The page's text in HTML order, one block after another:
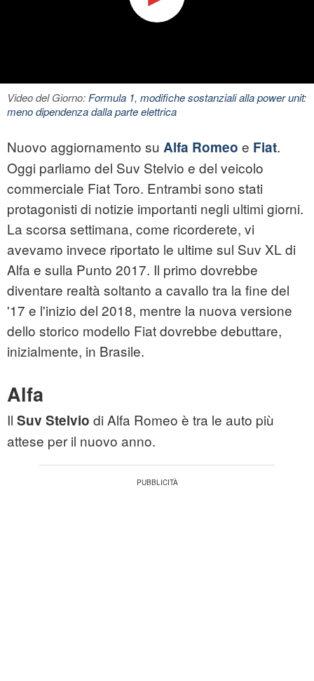
Video del Giorno:Formula 1, modifiche sostanziali alla power unit:
meno dipendenza dalla parte elettrica
Nuovo aggiornamento su Alfa Romeo e Fiat.
Oggi parliamo del Suv Stelvio e del veicolo
commerciale Fiat Toro. Entrambi sono stati
protagonisti di notizie importanti negli ultimi giorni.
La scorsa settimana, come ricorderete, vi
avevamo invece riportato le ultime sul Suv XL di
Alfa e sulla Punto 2017. Il primo dovrebbe
diventare realtà soltanto a cavallo tra la fine del
'17 e l'inizio del 2018, mentre la nuova versione
dello storico modello Fiat dovrebbe debuttare,
inizialmente, in Brasile.
Alfa
Il Suv Stelvio di Alfa Romeo è tra le auto più
attese per il nuovo anno.